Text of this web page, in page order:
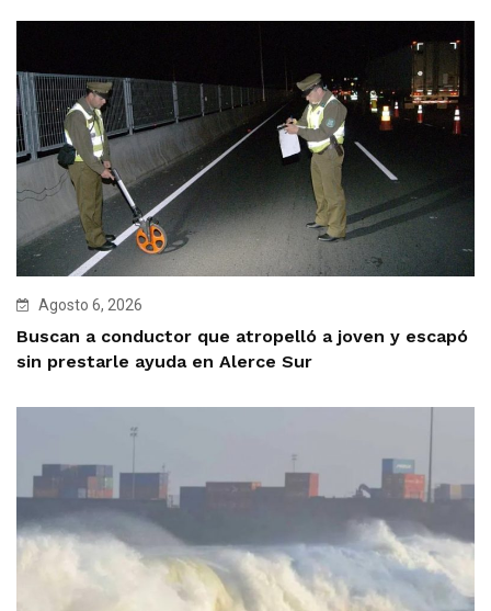
Agosto 6, 2026
Buscan a conductor que atropelló a joven y escapó
sin prestarle ayuda en Alerce Sur